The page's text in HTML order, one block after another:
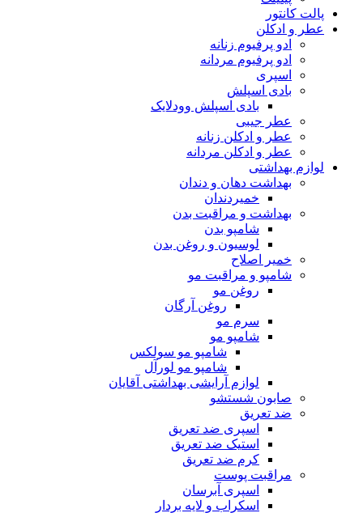
پالت کانتور
عطر و ادکلن
ادو پرفیوم زنانه
ادو پرفیوم مردانه
اسپری
بادی اسپلش
بادی اسپلش وودلایک
عطر جیبی
عطر و ادکلن زنانه
عطر و ادکلن مردانه
لوازم بهداشتی
بهداشت دهان و دندان
خمیردندان
بهداشت و مراقبت بدن
شامپو بدن
لوسیون و روغن بدن
خمیر اصلاح
شامپو و مراقبت مو
روغن مو
روغن آرگان
سرم مو
شامپو مو
شامپو مو سولکس
شامپو مو لورآل
لوازم آرایشی بهداشتی آقایان
صابون شستشو
ضد تعریق
اسپری ضد تعریق
استیک ضد تعریق
کرم ضد تعریق
مراقبت پوست
اسپری آبرسان
اسکراب و لایه بردار